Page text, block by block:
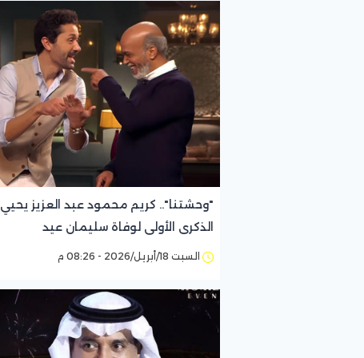
"وحشتنا".. كريم محمود عبد العزيز يحيي
الذكرى الأولى لوفاة سليمان عيد
السبت 18/أبريل/2026 - 08:26 م